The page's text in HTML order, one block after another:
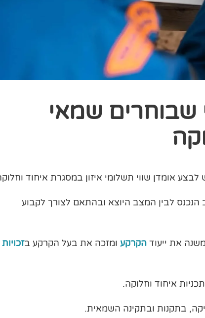
שבוחרים שמאי
אומדן שווי תשלומי איזון במסגרת איחוד
לבין המצב היוצא ובהתאם לצורך לקבוע
את ייעוד הקרקע ומזכה את בעל הקרקע בזכויות
איחוד וחלוקה.
בתקנות ובתקינה השמאית.